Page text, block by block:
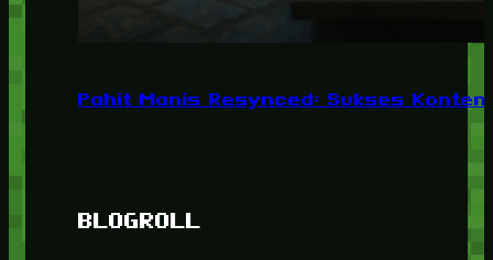
Pahit Manis Resynced: Sukses
BLOGROLL